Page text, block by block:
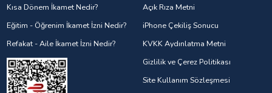
Kısa Dönem İkamet Nedir?
Eğitim - Öğrenim İkamet İzni Nedir?
Refakat - Aile İkamet İzni Nedir?
Açık Rıza Metni
iPhone Çekiliş Sonucu
KVKK Aydınlatma Metni
Gizlilik ve Çerez Politikası
Site Kullanım Sözleşmesi